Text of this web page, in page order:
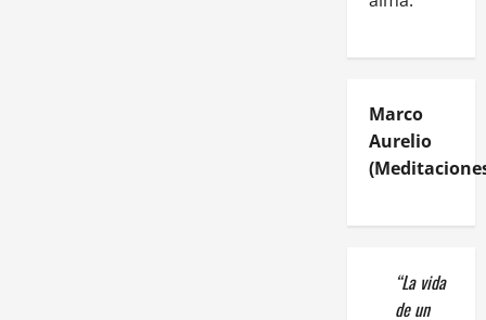
Marco
Aurelio
“La vida
de un